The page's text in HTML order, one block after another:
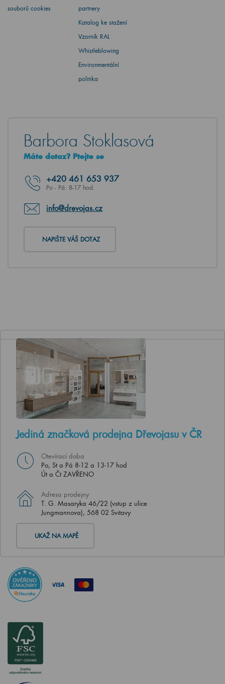
souborů cookies
partnery
Katalog ke stažení
Vzorník RAL
Whistleblowing
Environmentální
politika
Barbora Stoklasová
Máte dotaz? Ptejte se
+420 461 653 937
Po - Pá: 8-17 hod.
info@drevojas.cz
NAPIŠTE VÁŠ DOTAZ
Jediná značková prodejna Dřevojasu v ČR
Otevírací doba
Po, St a Pá 8-12 a 13-17 hod
Út a Čt ZAVŘENO
Adresa prodejny
T. G. Masaryka 46/22 (vstup z ulice
Jungmannova), 568 02 Svitavy
UKAŽ NA MAPĚ